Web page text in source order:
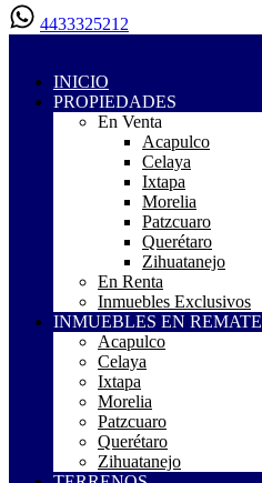
4433325212
INICIO
PROPIEDADES
En Venta
Acapulco
Celaya
Ixtapa
Morelia
Patzcuaro
Querétaro
Zihuatanejo
En Renta
Inmuebles Exclusivos
INMUEBLES EN REMATE
Acapulco
Celaya
Ixtapa
Morelia
Patzcuaro
Querétaro
Zihuatanejo